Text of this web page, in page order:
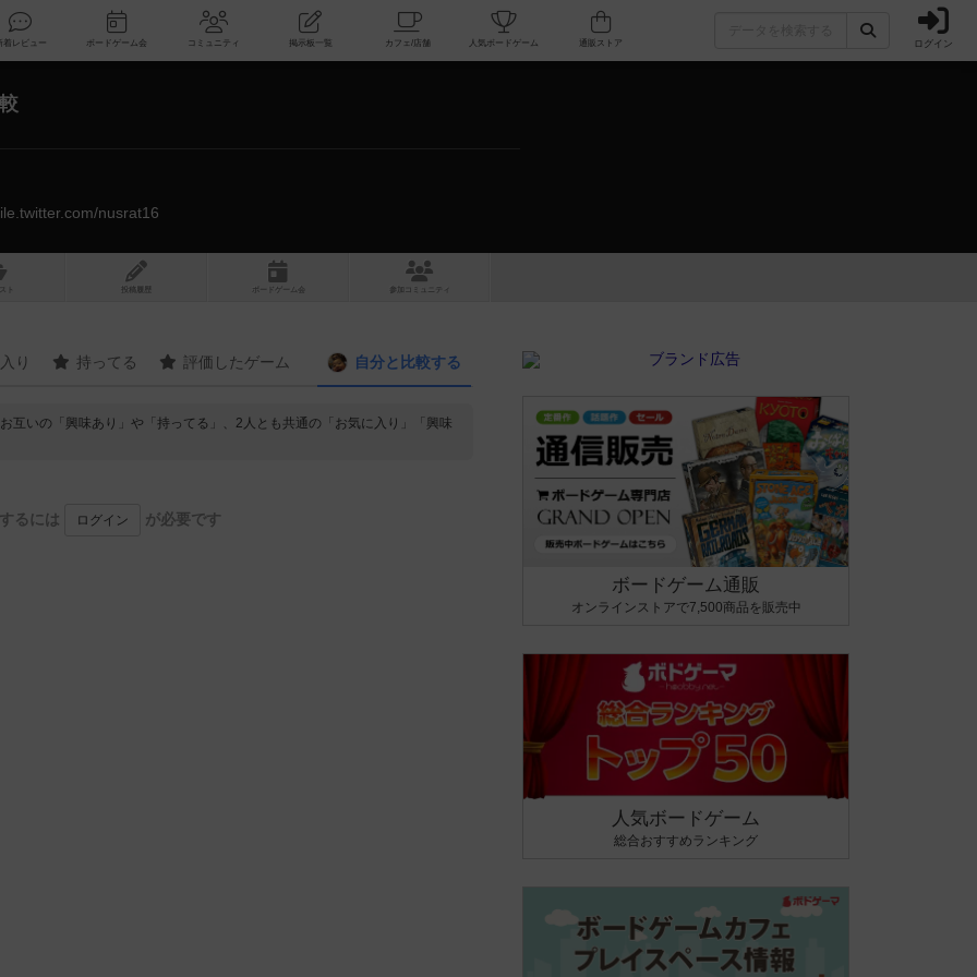
新着レビュー ボードゲーム会 コミュニティ 掲示板一覧 カフェ/店舗 人気ボードゲーム ログイン
nusrat16
ト 投稿履歴 ボ ドゲ ーム コミュニティ
り 持ってる 評価したゲーム 自分と 比較する
互いの「興味あり」や「持ってる」、2人とも共通の「お気に入り」「興味
るには ログイン が必要です
ボードゲーム通販
オンラインストアで7,500商品を販売中
人気ボードゲーム
総合おすすめランキング